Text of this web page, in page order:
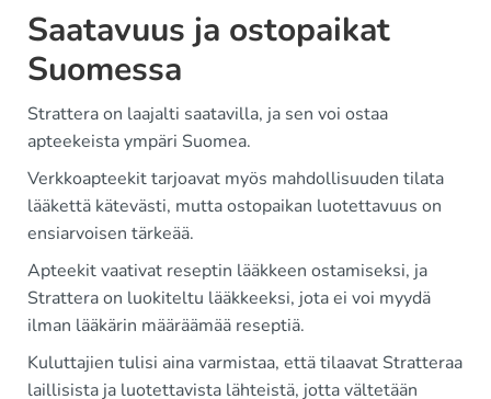
Saatavuus ja ostopaikat
Suomessa
Strattera on laajalti saatavilla, ja sen voi ostaa
apteekeista ympäri Suomea.
Verkkoapteekit tarjoavat myös mahdollisuuden tilata
lääkettä kätevästi, mutta ostopaikan luotettavuus on
ensiarvoisen tärkeää.
Apteekit vaativat reseptin lääkkeen ostamiseksi, ja
Strattera on luokiteltu lääkkeeksi, jota ei voi myydä
ilman lääkärin määräämää reseptiä.
Kuluttajien tulisi aina varmistaa, että tilaavat Stratteraa
laillisista ja luotettavista lähteistä, jotta vältetään